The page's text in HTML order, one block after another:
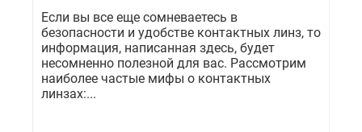
Если вы все еще сомневаетесь в
безопасности и удобстве контактных линз, то
информация, написанная здесь, будет
несомненно полезной для вас. Рассмотрим
наиболее частые мифы о контактных
линзах:...